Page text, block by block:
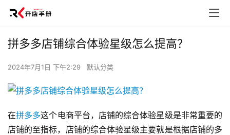
拼多多店铺综合体验星级怎么提高？
2024年7月1日 下午2:29 默认分类
在拼多多这个电商平台，店铺的综合体验星级是非常重要的
店铺的至指标，店铺的综合体验星级主要就是根据店铺的多